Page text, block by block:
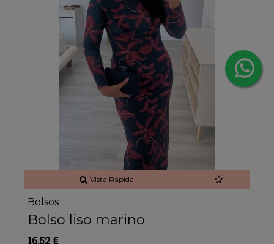
Vista Rápida
Bolsos
Bolso liso marino
16,52 €